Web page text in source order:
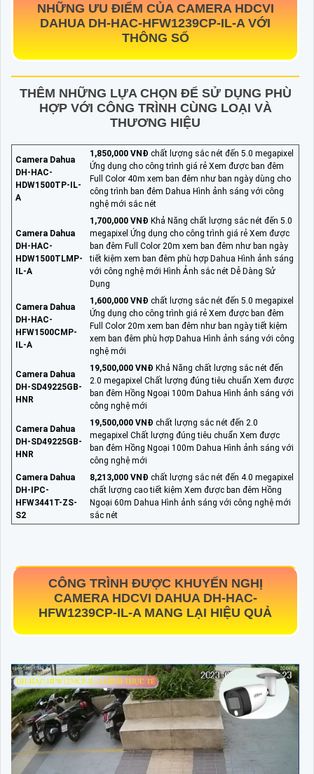
NHỮNG ƯU ĐIỂM CỦA CAMERA HDCVI
DAHUA DH-HAC-HFW1239CP-IL-A VỚI
THÔNG SỐ
THÊM NHỮNG LỰA CHỌN ĐỂ SỬ DỤNG PHÙ
HỢP VỚI CÔNG TRÌNH CÙNG LOẠI VÀ
THƯƠNG HIỆU
Camera Dahua
DH-HAC-
HDW1500TP-IL-
A
1,850,000 VNĐ chất lượng sắc nét đến 5.0 megapixel
Ứng dụng cho công trình giá rẻ Xem được ban đêm
Full Color 40m xem ban đêm như ban ngày dùng cho
công trình ban đêm Dahua Hình ảnh sáng với công
nghệ mới sắc nét
Camera Dahua
DH-HAC-
HDW1500TLMP-
IL-A
1,700,000 VNĐ Khả Năng chất lượng sắc nét đến 5.0
megapixel Ứng dụng cho công trình giá rẻ Xem được
ban đêm Full Color 20m xem ban đêm như ban ngày
tiết kiệm xem ban đêm phù hợp Dahua Hình ảnh sáng
với công nghệ mới Hình Ảnh sắc nét Dễ Dàng Sử
Dụng
Camera Dahua
DH-HAC-
HFW1500CMP-
IL-A
1,600,000 VNĐ chất lượng sắc nét đến 5.0 megapixel
Ứng dụng cho công trình giá rẻ Xem được ban đêm
Full Color 20m xem ban đêm như ban ngày tiết kiệm
xem ban đêm phù hợp Dahua Hình ảnh sáng với công
nghệ mới
Camera Dahua
DH-SD49225GB-
HNR
19,500,000 VNĐ Khả Năng chất lượng sắc nét đến
2.0 megapixel Chất lượng đúng tiêu chuẩn Xem được
ban đêm Hồng Ngoại 100m Dahua Hình ảnh sáng với
công nghệ mới
Camera Dahua
DH-SD49225GB-
HNR
19,500,000 VNĐ chất lượng sắc nét đến 2.0
megapixel Chất lượng đúng tiêu chuẩn Xem được
ban đêm Hồng Ngoại 100m Dahua Hình ảnh sáng với
công nghệ mới
Camera Dahua
DH-IPC-
HFW3441T-ZS-
S2
8,213,000 VNĐ chất lượng sắc nét đến 4.0 megapixel
chất lượng cao tiết kiệm Xem được ban đêm Hồng
Ngoại 60m Dahua Hình ảnh sáng với công nghệ mới
sắc nét
CÔNG TRÌNH ĐƯỢC KHUYẾN NGHỊ
CAMERA HDCVI DAHUA DH-HAC-
HFW1239CP-IL-A MANG LẠI HIỆU QUẢ